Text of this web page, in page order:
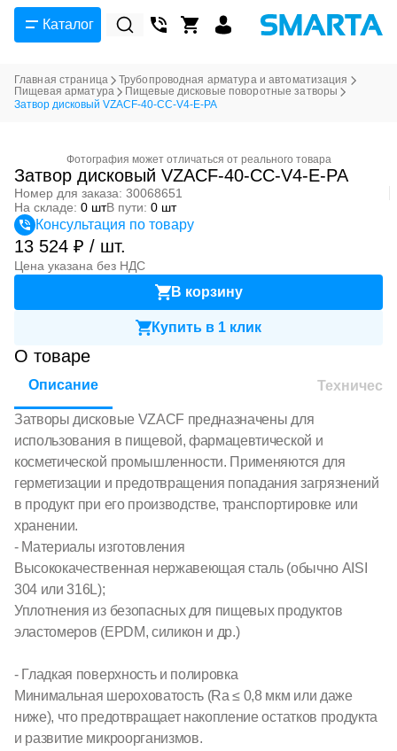
Каталог
Главная страница
Трубопроводная арматура и автоматизация
Пищевая арматура
Пищевые дисковые поворотные затворы
Затвор дисковый VZACF-40-CC-V4-E-PA
Фотография может отличаться от реального товара
Затвор дисковый VZACF-40-CC-V4-E-PA
Номер для заказа: 30068651
На складе: 0 штВ пути: 0 шт
Консультация по товару
13 524 ₽ / шт.
Цена указана без НДС
В корзину
Купить в 1 клик
О товаре
Описание
Затворы дисковые VZACF предназначены для
использования в пищевой, фармацевтической и
косметической промышленности. Применяются для
герметизации и предотвращения попадания загрязнений
в продукт при его производстве, транспортировке или
хранении.
- Материалы изготовления
Высококачественная нержавеющая сталь (обычно AISI
304 или 316L);
Уплотнения из безопасных для пищевых продуктов
эластомеров (EPDM, силикон и др.)
- Гладкая поверхность и полировка
Минимальная шероховатость (Ra ≤ 0,8 мкм или даже
ниже), что предотвращает накопление остатков продукта
и развитие микроорганизмов.